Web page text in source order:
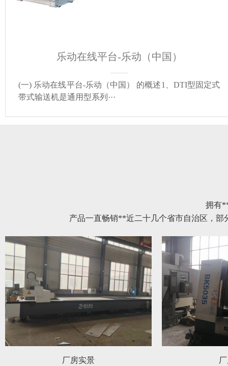
乐动在线平台-乐动（中国）
(一) 乐动在线平台-乐动（中国） 的概述1、DTI型固定式
带式输送机是通用型系列···
拥有
产品一直畅销**近二十几个省市自治区，
厂房实景